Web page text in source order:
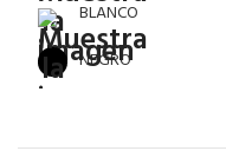
BLANCO
NEGRO